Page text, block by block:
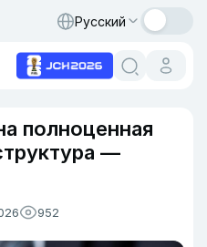
Русский
полноценная
—
952